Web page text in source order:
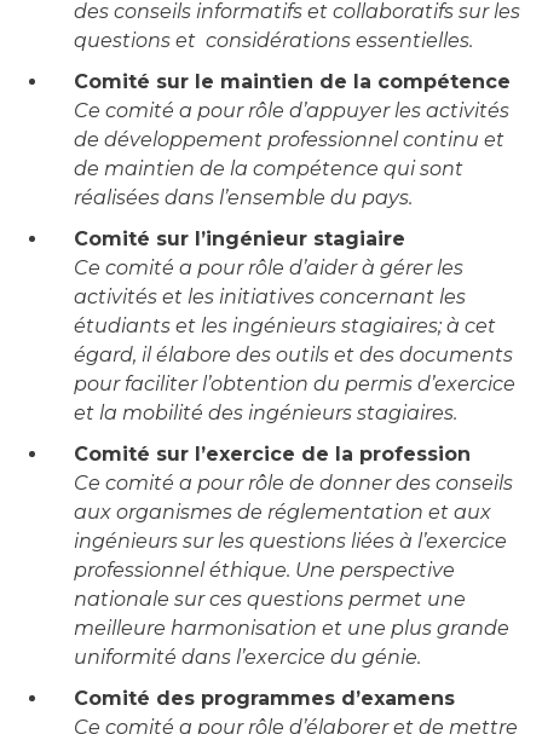
des conseils informatifs et collaboratifs sur les
questions et considérations essentielles.
Comité sur le maintien de la compétence
Ce comité a pour rôle d’appuyer les activités
de développement professionnel continu et
de maintien de la compétence qui sont
réalisées dans l’ensemble du pays.
Comité sur l’ingénieur stagiaire
Ce comité a pour rôle d’aider à gérer les
activités et les initiatives concernant les
étudiants et les ingénieurs stagiaires; à cet
égard, il élabore des outils et des documents
pour faciliter l’obtention du permis d’exercice
et la mobilité des ingénieurs stagiaires.
Comité sur l’exercice de la profession
Ce comité a pour rôle de donner des conseils
aux organismes de réglementation et aux
ingénieurs sur les questions liées à l’exercice
professionnel éthique. Une perspective
nationale sur ces questions permet une
meilleure harmonisation et une plus grande
uniformité dans l’exercice du génie.
Comité des programmes d’examens
Ce comité a pour rôle d’élaborer et de mettre